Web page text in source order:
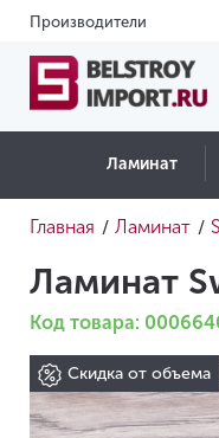
Производители
Ламинат
Главная / Ламинат /
Ламинат
Код товара:
Скидка от объема